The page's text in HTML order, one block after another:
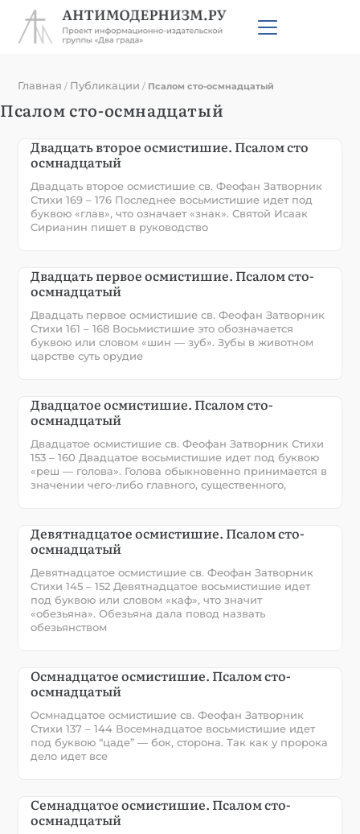
Главная / Публикации / Псалом сто-осмнадцатый
Псалом сто-осмнадцатый
Двадцать второе осмистишие. Псалом сто
осмнадцатый
Двадцать второе осмистишие св. Феофан Затворник
Стихи 169 – 176 Последнее восьмистишие идет под
буквою «глав», что означает «знак». Святой Исаак
Сирианин пишет в руководство
Двадцать первое осмистишие. Псалом сто-
осмнадцатый
Двадцать первое осмистишие св. Феофан Затворник
Стихи 161 – 168 Восьмистишие это обозначается
буквою или словом «шин — зуб». Зубы в животном
царстве суть орудие
Двадцатое осмистишие. Псалом сто-
осмнадцатый
Двадцатое осмистишие св. Феофан Затворник Стихи
153 – 160 Двадцатое восьмистишие идет под буквою
«реш — голова». Голова обыкновенно принимается в
значении чего-либо главного, существенного,
Девятнадцатое осмистишие. Псалом сто-
осмнадцатый
Девятнадцатое осмистишие св. Феофан Затворник
Стихи 145 – 152 Девятнадцатое восьмистишие идет
под буквою или словом «каф», что значит
«обезьяна». Обезьяна дала повод назвать
обезьянством
Осмнадцатое осмистишие. Псалом сто-
осмнадцатый
Осмнадцатое осмистишие св. Феофан Затворник
Стихи 137 – 144 Восемнадцатое восьмистишие идет
под буквою “цаде” — бок, сторона. Так как у пророка
дело идет все
Семнадцатое осмистишие. Псалом сто-
осмнадцатый